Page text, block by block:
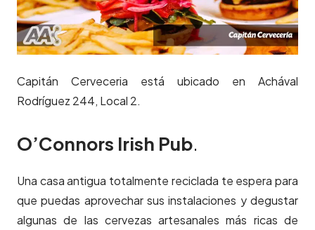
Capitán Cerveceria está ubicado en Achával
Rodríguez 244, Local 2.
O’Connors Irish Pub.
Una casa antigua totalmente reciclada te espera para
que puedas aprovechar sus instalaciones y degustar
algunas de las cervezas artesanales más ricas de